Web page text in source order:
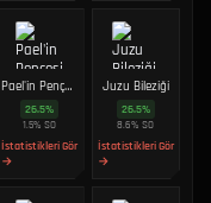
Pael'in Pençesi
26.5%
1.5%SO
İstatistikleri Gör
→
Juzu Bileziği
26.5%
8.6%SO
İstatistikleri Gör
→